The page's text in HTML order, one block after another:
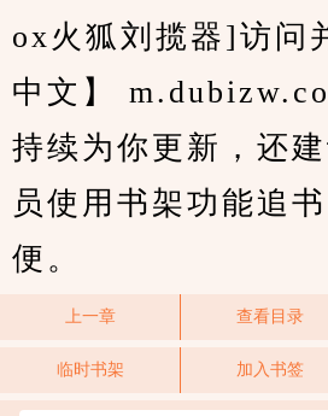
ox火狐刘揽器]访问
中文】
持续为你更新，还
员使用书架功能追
便。
上一章 查看目录
临时书架 加入书签